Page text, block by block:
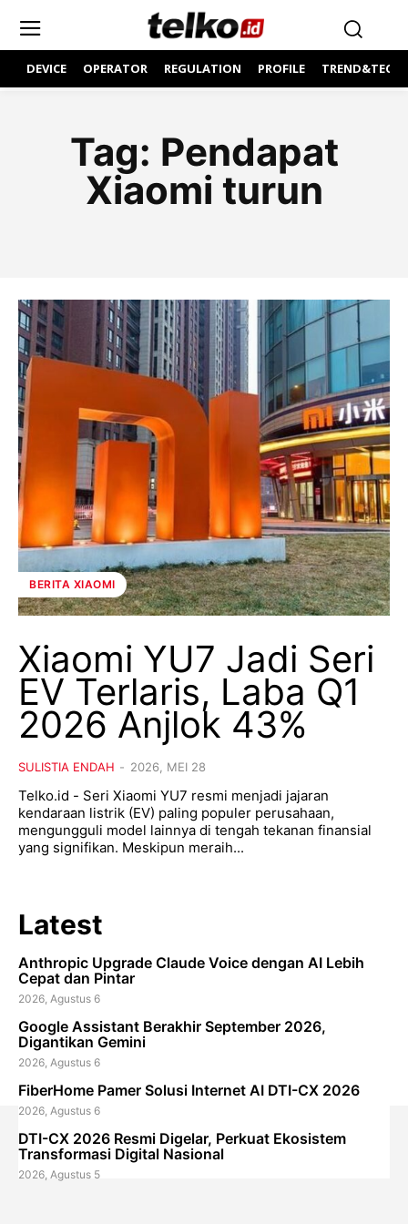
DEVICE OPERATOR REGULATION PROFILE
Tag: Pendapat
Xiaomi turun
BERITA XIAOMI
Xiaomi YU7 Jadi Seri
EV Terlaris, Laba Q1
2026 Anjlok 43%
SULISTIA ENDAH - 2026, MEI 28
Telko.id - Seri Xiaomi YU7 resmi menjadi jajaran
kendaraan listrik (EV) paling populer perusahaan,
mengungguli model lainnya di tengah tekanan finansial
yang signifikan. Meskipun meraih...
Latest
Anthropic Upgrade Claude Voice dengan AI Lebih
Cepat dan Pintar
2026, Agustus 6
Google Assistant Berakhir September 2026,
Digantikan Gemini
2026, Agustus 6
FiberHome Pamer Solusi Internet AI DTI-CX 2026
2026, Agustus 6
DTI-CX 2026 Resmi Digelar, Perkuat Ekosistem
Transformasi Digital Nasional
2026, Agustus 5